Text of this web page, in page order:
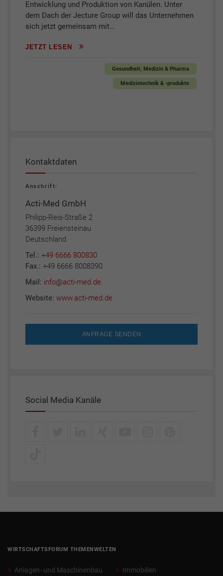
Entwicklung und Produktion von Kanülen. Unter
dem Dach der Jecture Group will das Unternehmen
sich jetzt gemeinsam mit…
JETZT LESEN
Gesundheit, Medizin & Pharma
Medizintechnik & -produkte
Kontaktdaten
Anschrift:
Acti-Med GmbH
Philipp-Reis-Straße 2
36399 Freiensteinau
Deutschland
Tel.: +49 6666 800830
Fax.: +49 6666 8008390
Mail: info@acti-med.de
Website: www.acti-med.de
ANFRAGE SENDEN
Social Media Kanäle
WIRTSCHAFTSFORUM THEMENWELTEN
Anlagen- und Maschinenbau
Immobilien